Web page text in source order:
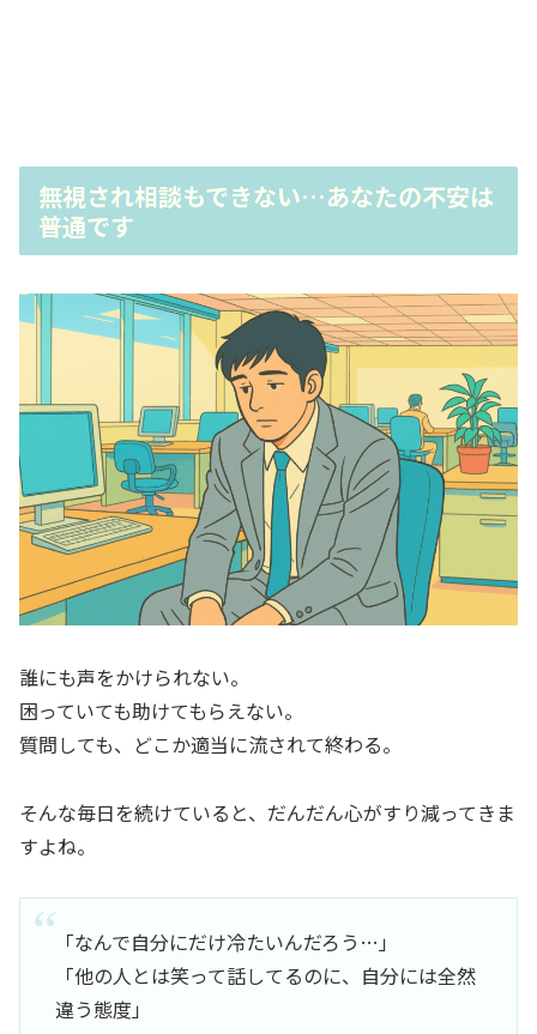
無視され相談もできない…あなたの不安は
普通です
誰にも声をかけられない。
困っていても助けてもらえない。
質問しても、どこか適当に流されて終わる。
そんな毎日を続けていると、だんだん心がすり減ってきま
すよね。
「なんで自分にだけ冷たいんだろう…」
「他の人とは笑って話してるのに、自分には全然
違う態度」